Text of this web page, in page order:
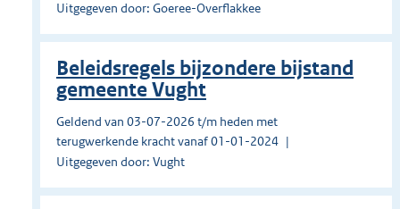
Uitgegeven door: Goeree-Overflakkee
Beleidsregels bijzondere bijstand
gemeente Vught
Geldend van 03-07-2026 t/m heden met
terugwerkende kracht vanaf 01-01-2024
Uitgegeven door: Vught